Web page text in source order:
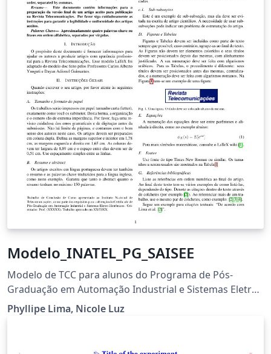
from an optimization perspective. We also propose to
construct the conservative target labels which model
the inlier and outlier noises using a wrapped unimodal-
uniform mixture distribution. Unlike the one-hot
setting, the conservative label makes the computation
of Wasserstein distance more challenging. We
systematically conclude the practical closed-form
solution of Wasserstein distance for pose data with
either one-hot or conservative target label. We evaluate
our method on head, body, vehicle and 3D object pose
benchmarks with exhaustive ablation studies. The
Wasserstein loss obtaining superior performance over
the current methods, especially using convex mapping
function for ground metric, conservative label, and
Modelo_INATEL_PG_SAISEE
Modelo de TCC para alunos do Programa de Pós-
Graduação em Automação Industrial e Sistemas Eletro-
Eletrônicos
Phyllipe Lima, Nicole Luz